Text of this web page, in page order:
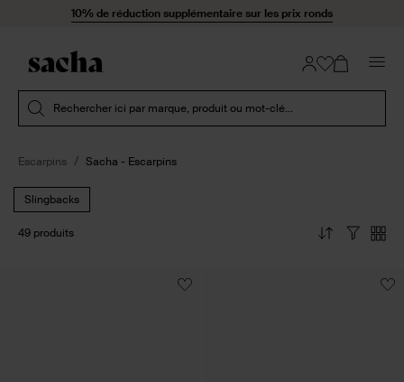
Passer au contenu10% de réduction supplémentaire sur les prix ronds
Rechercher ici par marque, produit ou mot-clé...
Escarpins Sacha - Escarpins
Slingbacks
49 produits